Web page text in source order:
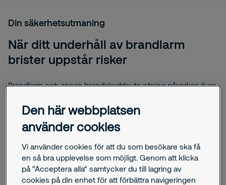
Din säkerhetsutmaning
När ditt underhåll av brandlarm
brister uppstår risker
Brandlarm och annan brandskyddsutrustning påverkas över
brister uppstå utan att upptäckas. Det kan leda till att
utrustning inte fungerar vid en incident.
kontinuerligt behöver kontrolleras och fungera. Det handlar
både om regelbunden kontroll och att veta var de finns när
situationen kräver det.
Den här webbplatsen
använder cookies
Vi använder cookies för att du som besökare ska få
en så bra upplevelse som möjligt. Genom att klicka
på "Acceptera alla" samtycker du till lagring av
cookies på din enhet för att förbättra navigeringen